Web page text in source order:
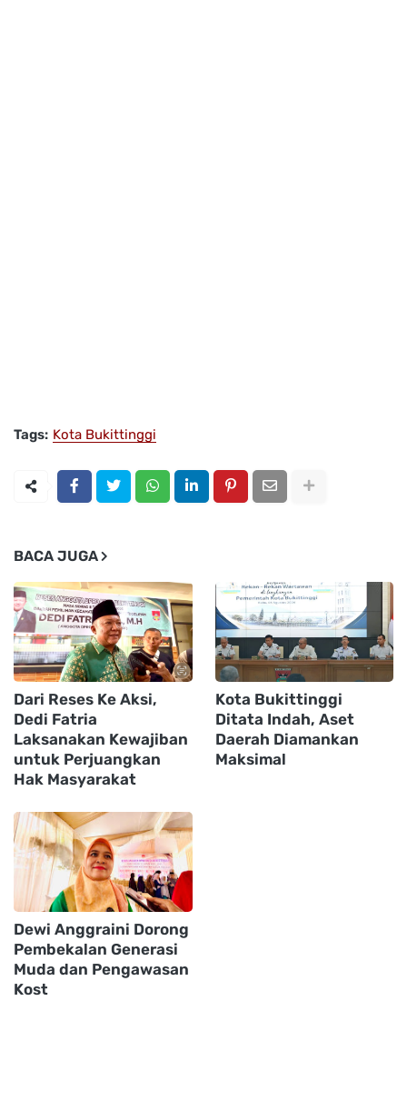
Tags: Kota Bukittinggi
BACA JUGA
Dari Reses Ke Aksi,
Dedi Fatria
Laksanakan Kewajiban
untuk Perjuangkan
Hak Masyarakat
Kota Bukittinggi
Ditata Indah, Aset
Daerah Diamankan
Maksimal
Dewi Anggraini Dorong
Pembekalan Generasi
Muda dan Pengawasan
Kost